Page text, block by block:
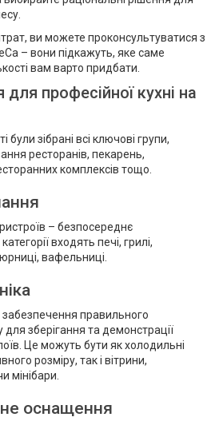
ви можете проконсультуватися з
– вони підкажуть, яке саме
вам варто придбати.
професійної кухні на
зібрані всі ключові групи,
ресторанів, пекарень,
комплексів тощо.
– безпосереднє
входять печі, грилі,
вафельниці.
забезпечення правильного
зберігання та демонстрації
Це можуть бути як холодильні
розміру, так і вітрини,
мінібари.
оснащення